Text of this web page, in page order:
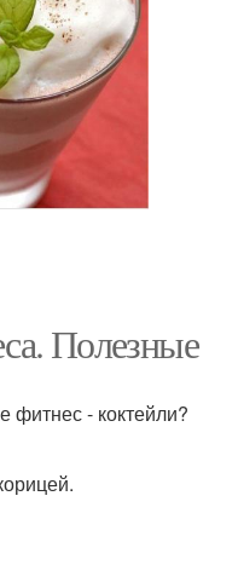
Полезные
фитнес - коктейли?